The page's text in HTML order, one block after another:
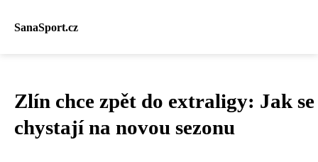
SanaSport.cz
Zlín chce zpět do extraligy: Jak
chystají na novou sezonu